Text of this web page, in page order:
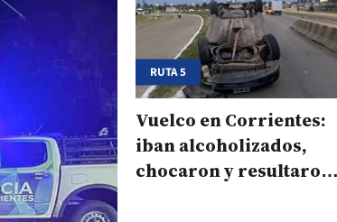
RUTA 5
Vuelco en Corrientes:
iban alcoholizados,
chocaron y resultaron